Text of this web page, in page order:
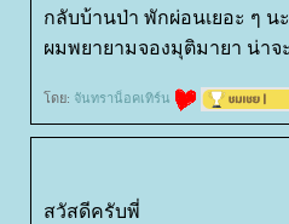
กลับบ้านป่า พักผ่อนเยอะ ๆ น
ผมพยายามจองมุติมายา น่าจ
ดย: จันทราน็อคเทิร์น
สวัสดีครับพี่